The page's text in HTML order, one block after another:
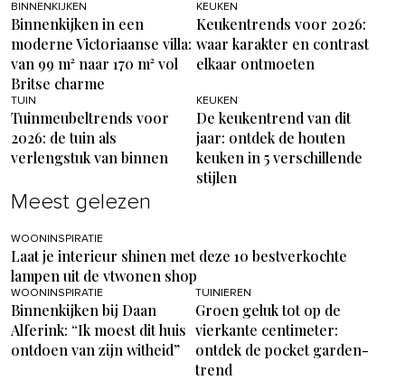
BINNENKIJKEN
Binnenkijken in een
moderne Victoriaanse villa:
van 99 m² naar 170 m² vol
Britse charme
KEUKEN
Keukentrends voor 2026:
waar karakter en contrast
elkaar ontmoeten
TUIN
Tuinmeubeltrends voor
2026: de tuin als
verlengstuk van binnen
KEUKEN
De keukentrend van dit
jaar: ontdek de houten
keuken in 5 verschillende
stijlen
Meest gelezen
WOONINSPIRATIE
Laat je interieur shinen met deze 10 bestverkochte
lampen uit de vtwonen shop
WOONINSPIRATIE
Binnenkijken bij Daan
Alferink: “Ik moest dit huis
ontdoen van zijn witheid”
TUINIEREN
Groen geluk tot op de
vierkante centimeter:
ontdek de pocket garden-
trend